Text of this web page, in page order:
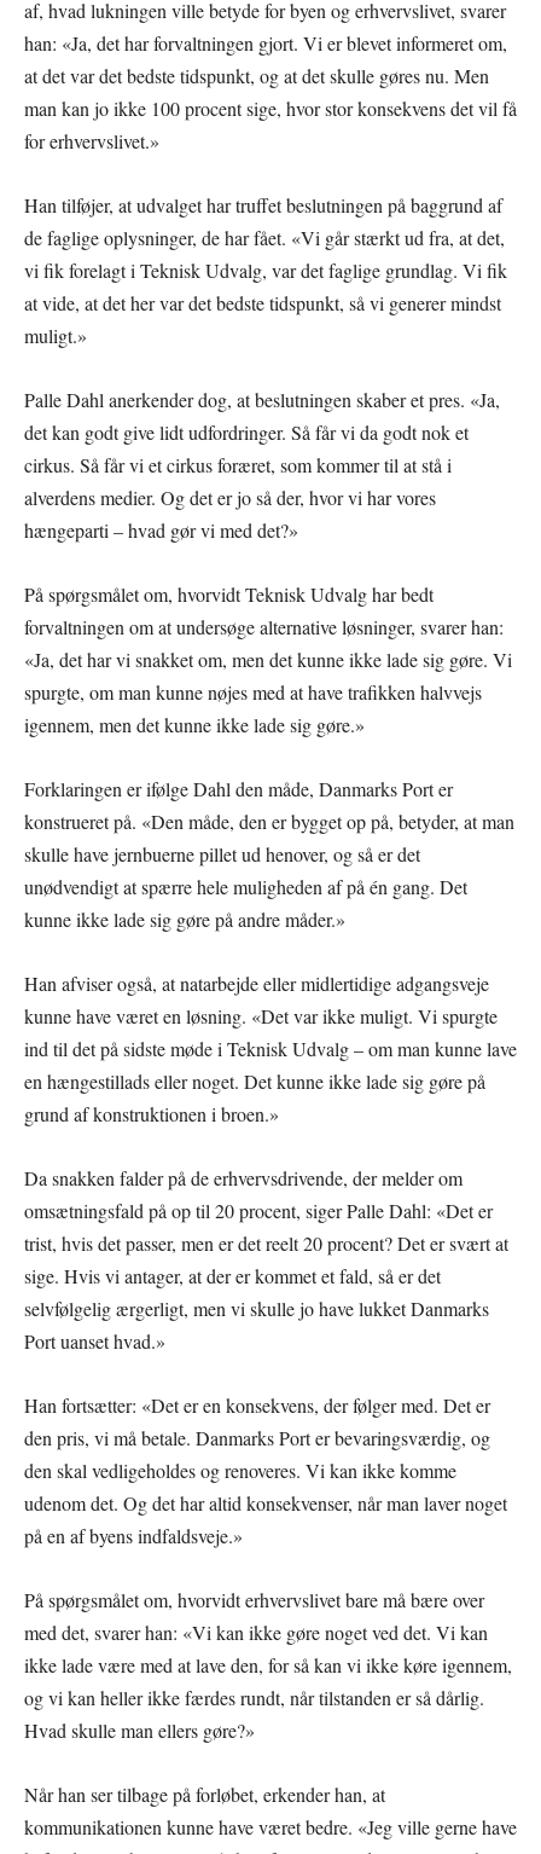
af, hvad lukningen ville betyde for byen og erhvervslivet, svarer
han: «Ja, det har forvaltningen gjort. Vi er blevet informeret om,
at det var det bedste tidspunkt, og at det skulle gøres nu. Men
man kan jo ikke 100 procent sige, hvor stor konsekvens det vil få
for erhvervslivet.»
Han tilføjer, at udvalget har truffet beslutningen på baggrund af
de faglige oplysninger, de har fået. «Vi går stærkt ud fra, at det,
vi fik forelagt i Teknisk Udvalg, var det faglige grundlag. Vi fik
at vide, at det her var det bedste tidspunkt, så vi generer mindst
muligt.»
Palle Dahl anerkender dog, at beslutningen skaber et pres. «Ja,
det kan godt give lidt udfordringer. Så får vi da godt nok et
cirkus. Så får vi et cirkus foræret, som kommer til at stå i
alverdens medier. Og det er jo så der, hvor vi har vores
hængeparti – hvad gør vi med det?»
På spørgsmålet om, hvorvidt Teknisk Udvalg har bedt
forvaltningen om at undersøge alternative løsninger, svarer han:
«Ja, det har vi snakket om, men det kunne ikke lade sig gøre. Vi
spurgte, om man kunne nøjes med at have trafikken halvvejs
igennem, men det kunne ikke lade sig gøre.»
Forklaringen er ifølge Dahl den måde, Danmarks Port er
konstrueret på. «Den måde, den er bygget op på, betyder, at man
skulle have jernbuerne pillet ud henover, og så er det
unødvendigt at spærre hele muligheden af på én gang. Det
kunne ikke lade sig gøre på andre måder.»
Han afviser også, at natarbejde eller midlertidige adgangsveje
kunne have været en løsning. «Det var ikke muligt. Vi spurgte
ind til det på sidste møde i Teknisk Udvalg – om man kunne lave
en hængestillads eller noget. Det kunne ikke lade sig gøre på
grund af konstruktionen i broen.»
Da snakken falder på de erhvervsdrivende, der melder om
omsætningsfald på op til 20 procent, siger Palle Dahl: «Det er
trist, hvis det passer, men er det reelt 20 procent? Det er svært at
sige. Hvis vi antager, at der er kommet et fald, så er det
selvfølgelig ærgerligt, men vi skulle jo have lukket Danmarks
Port uanset hvad.»
Han fortsætter: «Det er en konsekvens, der følger med. Det er
den pris, vi må betale. Danmarks Port er bevaringsværdig, og
den skal vedligeholdes og renoveres. Vi kan ikke komme
udenom det. Og det har altid konsekvenser, når man laver noget
på en af byens indfaldsveje.»
På spørgsmålet om, hvorvidt erhvervslivet bare må bære over
med det, svarer han: «Vi kan ikke gøre noget ved det. Vi kan
ikke lade være med at lave den, for så kan vi ikke køre igennem,
og vi kan heller ikke færdes rundt, når tilstanden er så dårlig.
Hvad skulle man ellers gøre?»
Når han ser tilbage på forløbet, erkender han, at
kommunikationen kunne have været bedre. «Jeg ville gerne have